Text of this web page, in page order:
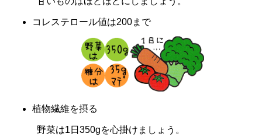
コレステロール値は200まで
植物繊維を摂る
野菜は1日350gを心掛けましょう。